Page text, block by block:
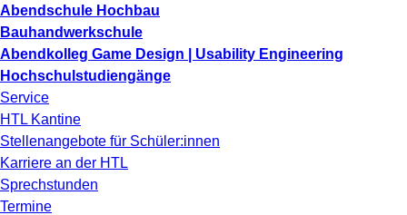
Abendschule Hochbau
Bauhandwerkschule
Abendkolleg Game Design | Usability Engineering
Hochschulstudiengänge
Service
HTL Kantine
Stellenangebote für Schüler:innen
Karriere an der HTL
Sprechstunden
Termine